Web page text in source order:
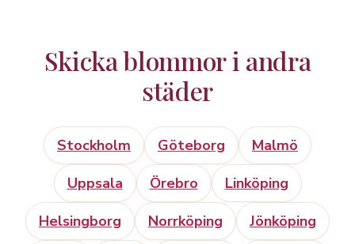
Skicka blommor i andra
städer
Stockholm Göteborg
Malmö
Uppsala
Örebro
Linköping
Helsingborg
Norrköping Jönköping